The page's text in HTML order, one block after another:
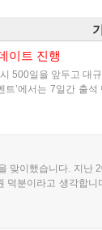
이트 진행
500일을 앞두고
’에서는 7일간 출
맞이했습니다. 지
분이라고 생각합